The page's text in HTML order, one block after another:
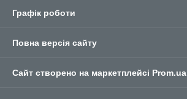
Графік роботи
Повна версія сайту
Сайт створено на маркетплейсі Prom.ua